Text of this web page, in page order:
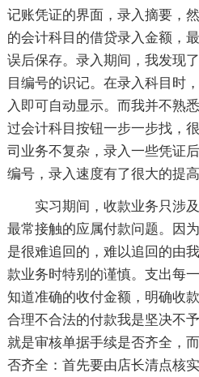
记账凭证的界面，录入摘要，
的会计科目的借贷录入金额，
误后保存。录入期间，我发现
目编号的识记。在录入科目时
入即可自动显示。而我并不熟
过会计科目按钮一步一步找，
司业务不复杂，录入一些凭证
编号，录入速度有了很大的提高
实习期间，收款业务只涉
最常接触的应属付款问题。因
是很难追回的，难以追回的由
款业务时特别的谨慎。支出每
知道准确的收付金额，明确收
合理不合法的付款我是坚决不
就是审核单据手续是否齐全，
否齐全：首先要由店长清点核